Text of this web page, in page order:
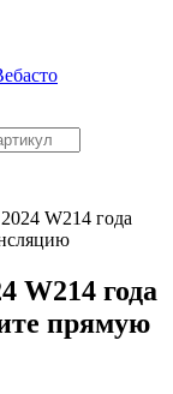
W214 года
W214 года
прямую